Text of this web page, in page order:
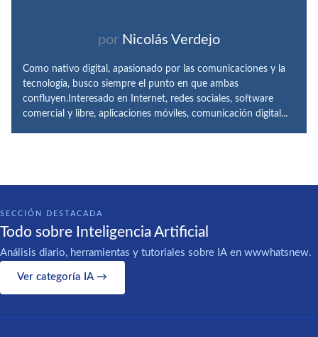
por Nicolás Verdejo
Como nativo digital, apasionado por las comunicaciones y la
tecnología, busco siempre el punto en que ambas
confluyen.Interesado en Internet, redes sociales, software
comercial y libre, aplicaciones móviles, comunicación digital...
SECCIÓN DESTACADA
Todo sobre Inteligencia Artificial
Análisis diario, herramientas y tutoriales sobre IA en wwwhatsnew.
Ver categoría IA →